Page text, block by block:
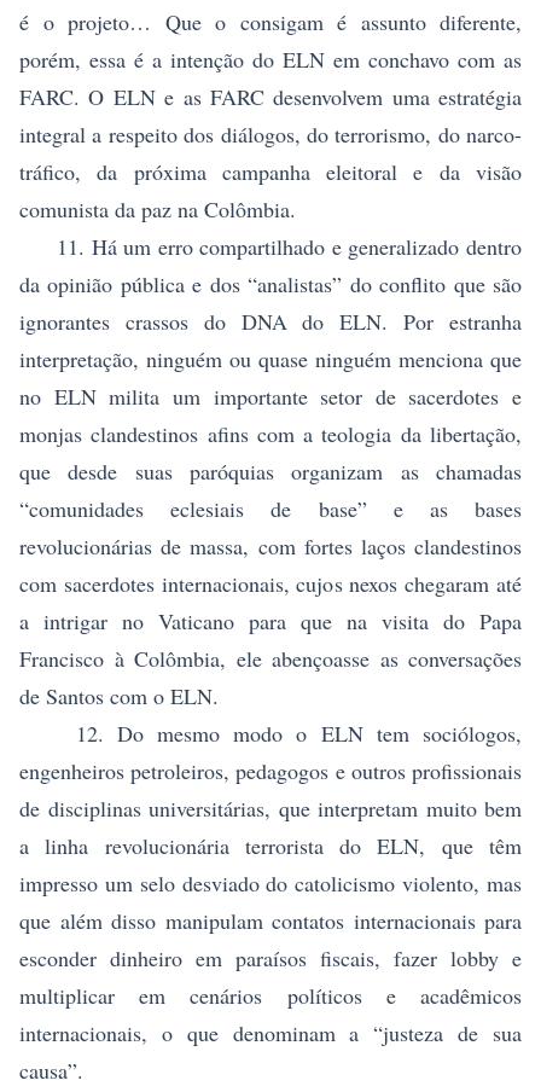
é o projeto… Que o consigam é assunto diferente,
porém, essa é a intenção do ELN em conchavo com as
FARC. O ELN e as FARC desenvolvem uma estratégia
integral a respeito dos diálogos, do terrorismo, do narco-
tráfico, da próxima campanha eleitoral e da visão
comunista da paz na Colômbia.
11. Há um erro compartilhado e generalizado dentro
da opinião pública e dos “analistas” do conflito que são
ignorantes crassos do DNA do ELN. Por estranha
interpretação, ninguém ou quase ninguém menciona que
no ELN milita um importante setor de sacerdotes e
monjas clandestinos afins com a teologia da libertação,
que desde suas paróquias organizam as chamadas
“comunidades eclesiais de base” e as bases
revolucionárias de massa, com fortes laços clandestinos
com sacerdotes internacionais, cujos nexos chegaram até
a intrigar no Vaticano para que na visita do Papa
Francisco à Colômbia, ele abençoasse as conversações
de Santos com o ELN.
12. Do mesmo modo o ELN tem sociólogos,
engenheiros petroleiros, pedagogos e outros profissionais
de disciplinas universitárias, que interpretam muito bem
a linha revolucionária terrorista do ELN, que têm
impresso um selo desviado do catolicismo violento, mas
que além disso manipulam contatos internacionais para
esconder dinheiro em paraísos fiscais, fazer lobby e
multiplicar em cenários políticos e acadêmicos
internacionais, o que denominam a “justeza de sua
causa”.